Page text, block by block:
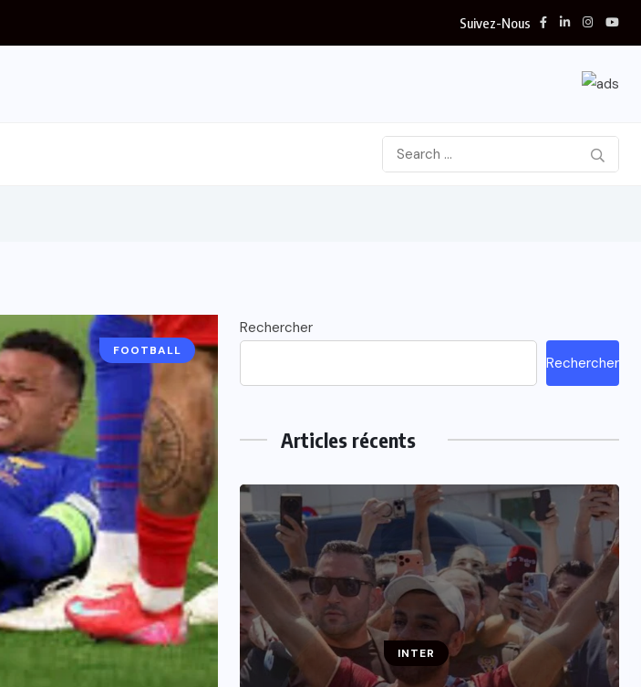
Suivez-Nous
FOOTBALL
Rechercher
Rechercher
Articles récents
INTER
INTER